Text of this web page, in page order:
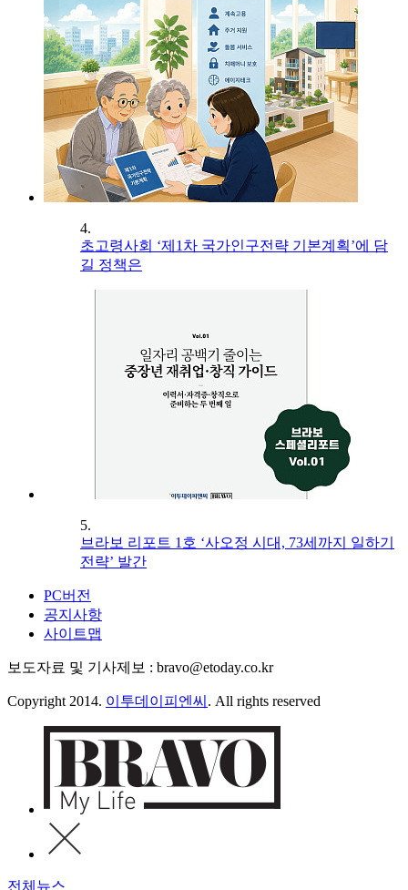
4.
초고령사회 ‘제1차 국가인구전략 기본계획’에 담
길 정책은
5.
브라보 리포트 1호 ‘사오정 시대, 73세까지 일하기
전략’ 발간
PC버전
공지사항
사이트맵
보도자료 및 기사제보 : bravo@etoday.co.kr
Copyright 2014. 이투데이피엔씨 . All rights reserved
전체뉴스